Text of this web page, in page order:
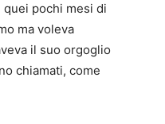
pochi mesi di
ma voleva
il suo orgoglio
chiamati, come